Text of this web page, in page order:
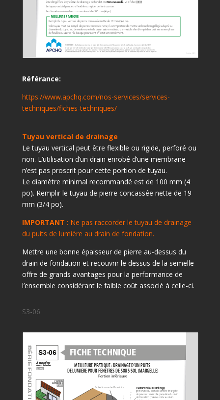
Référance:
https://www.apchq.com/nos-services/services-
techniques/fiches-techniques/
Tuyau vertical de drainage
Le tuyau vertical peut être flexible ou rigide, perforé ou
non. L’utilisation d’un drain enrobé d’une membrane
n’est pas proscrit pour cette portion de tuyau.
Le diamètre minimal recommandé est de 100 mm (4
po). Remplir le tuyau de pierre concassée nette de 19
mm (3/4 po).
IMPORTANT : Ne pas raccorder le tuyau de drainage
du puits de lumière au drain de fondation.
Mettre une bonne épaisseur de pierre au-dessus du
drain de fondation et recouvrir le dessus de la semelle
offre de grands avantages pour la performance de
l’ensemble considérant le faible coût associé à celle-ci.
S3-06